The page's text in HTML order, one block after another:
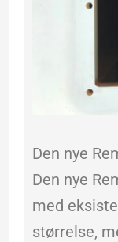
Den nye
Den nye
med
størrelse,